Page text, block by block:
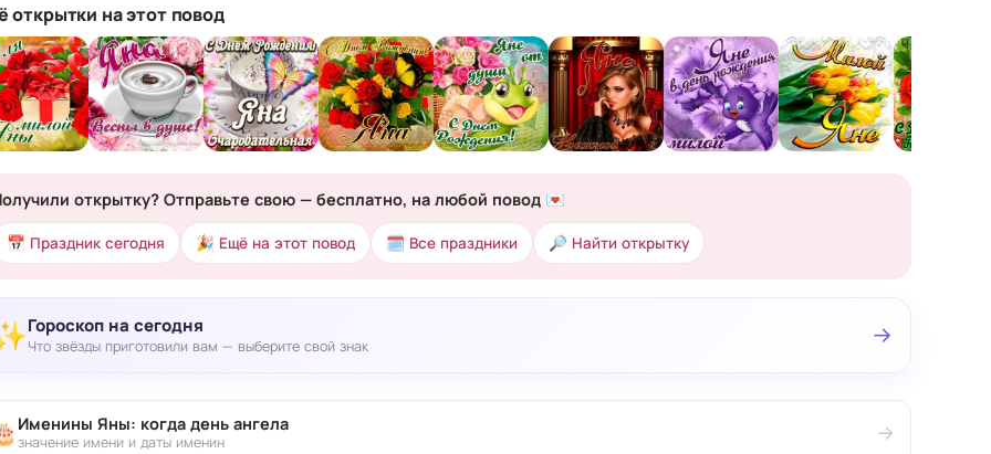
открытки на этот повод
открытку? Отправьте свою — бесплатно, на любой повод 💌
📅 Праздник сегодня 🎉 Ещё на этот повод 🗓 Все праздники 🔎 Найти открытку
Гороскоп на сегодня
Что звёзды приготовили вам — выберите свой знак →
Именины Яны: когда день ангела
значение имени и даты именин →